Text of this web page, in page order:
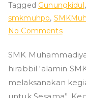
Tagged Gunungkidul,
smkmuhpo,
No Commentson
SMK
SMK
hirabbil ‘alamin
melaksanakan